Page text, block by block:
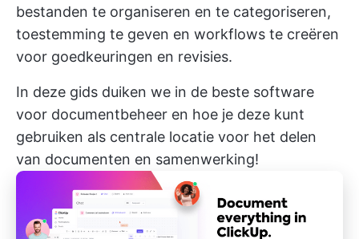
bestanden te organiseren en te categoriseren,
toestemming te geven en workflows te creëren
voor goedkeuringen en revisies.
In deze gids duiken we in de beste software
voor documentbeheer en hoe je deze kunt
gebruiken als centrale locatie voor het delen
van documenten en samenwerking!